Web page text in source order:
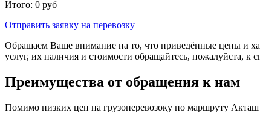
Итого: 0 руб
Отправить заявку на перевозку
Обращаем Ваше внимание на то, что приведённые цены и
услуг, их наличия и стоимости обращайтесь, пожалуйста, к
Преимущества от обращения к нам
Помимо низких цен на грузоперевозоку по маршруту